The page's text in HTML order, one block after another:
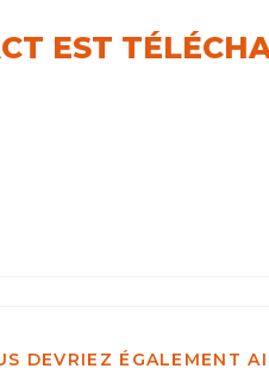
EST
DEVRIEZ ÉGALEMENT